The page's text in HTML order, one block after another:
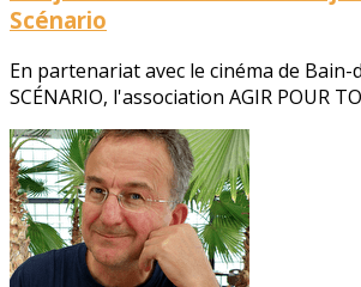
Scénario
En partenariat avec le cinéma de
SCÉNARIO, l'association AGIR POUR